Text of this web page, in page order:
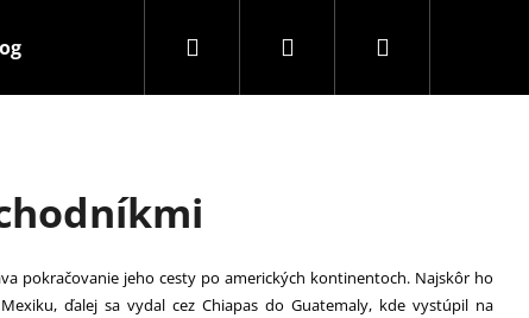
Kontakty Poistenie Alpenverein
Hľadať PrihlásenieNákupný
pokračovanie jeho cesty po amerických kontinentoch. Najskôr ho
ďalej sa vydal cez Chiapas do Guatemaly, kde vystúpil na